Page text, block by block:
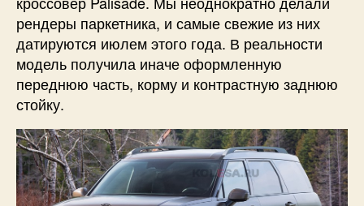
рендеры паркетника, и самые свежие из них
датируются июлем этого года. В реальности
модель получила иначе оформленную
переднюю часть, корму и контрастную заднюю
стойку.